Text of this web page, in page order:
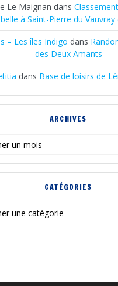
Le Maignan dans
à Saint-Pierre du Vauvray
– Les îles Indigo dans
des Deux Amants
dans Base de loisirs de
ARCHIVES
CATÉGORIES